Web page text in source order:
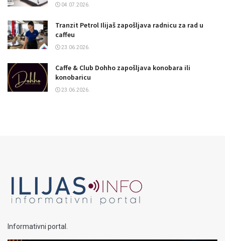
04.07.2026.
Tranzit Petrol Ilijaš zapošljava radnicu za rad u
caffeu
23.06.2026.
Caffe & Club Dohho zapošljava konobara ili
konobaricu
23.06.2026.
Informativni portal.